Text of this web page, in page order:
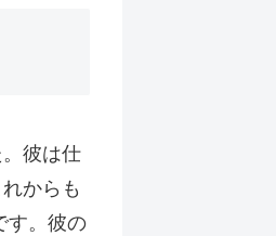
彼は仕
からも
す。彼の